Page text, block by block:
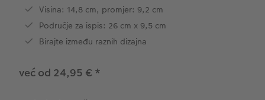
CEWE TRENUTNI ISPIS FOTOGRAFIJA
Trenutna izrada naljepnica
Dodaci
Foto kolaži
Foto vrpca
XXL Retro fotografija
Visina: 14,8 cm, promjer: 9,2 cm
Područje za ispis: 26 cm x 9,5 cm
Birajte između raznih dizajna
već od 24,95 € *